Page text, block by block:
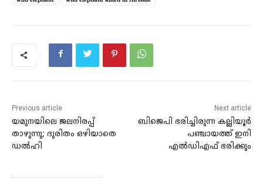
Previous article
യമുനയിലെ ജലനിരപ്പ്
താഴുന്നു; ദുരിതം ഒഴിയാതെ
ഡൽഹി
Next article
ബിജെപി ഭരിച്ചിരുന്ന കല്ലിയൂർ
പഞ്ചായത്ത്‌ ഇനി
എൽഡിഎഫ്‌ ഭരിക്കും